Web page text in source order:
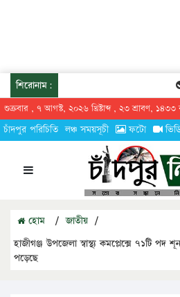
শিরোনাম:
শুক্রবার , ৭ আগস্ট, ২০২৬ খ্রিষ্টাব্দ , ২৩ শ্রাবণ, ১৪৩৩
চাঁদপুর পরিচিতি লঞ্চ সময়সূচী ফটো
হোম / জাতীয় /
হাজীগঞ্জ উপজেলা স্বাস্থ্য কমপ্লেক্সে ৭১টি পদ
পড়েছে